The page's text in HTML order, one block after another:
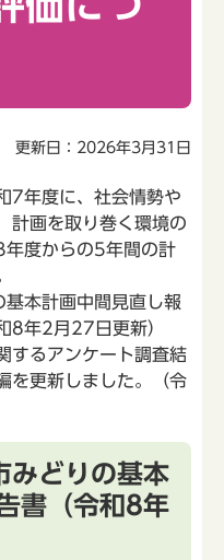
更新日：2026年3月31日
7年度に、社会情勢や
計画を取り巻く環境の
年度からの5年間の計
本計画中間見直し報
8年2月27日更新）
するアンケート調査結
を更新しました。（令
みどりの基本
書（令和8年